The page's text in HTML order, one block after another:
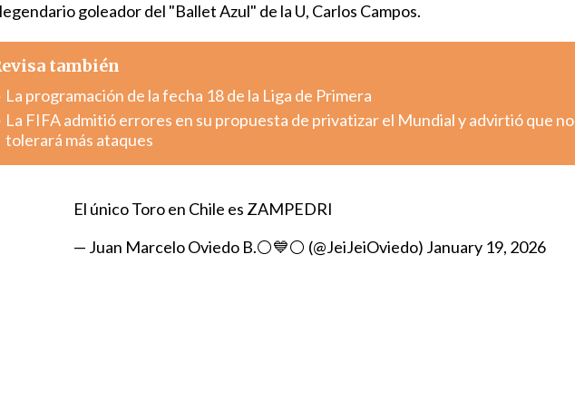
goleador del "Ballet Azul" de la U, Carlos Campos.
también
La programación de la fecha 18 de la Liga de Primera
La FIFA admitió errores en su propuesta de privatizar el Mundial y advirtió que no
tolerará más ataques
El único Toro en Chile es ZAMPEDRI
— Juan Marcelo Oviedo B.⚪💙⚪ (@JeiJeiOviedo) January 19, 2026